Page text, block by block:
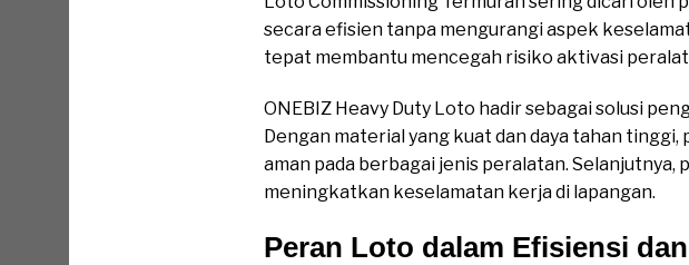
secara efisien tanpa mengurangi aspek
tepat membantu mencegah risiko aktivasi
ONEBIZ Heavy Duty Loto hadir sebagai solusi
Dengan material yang kuat dan daya tahan
aman pada berbagai jenis peralatan.
meningkatkan keselamatan kerja di lapangan.
Peran Loto dalam Efisiensi